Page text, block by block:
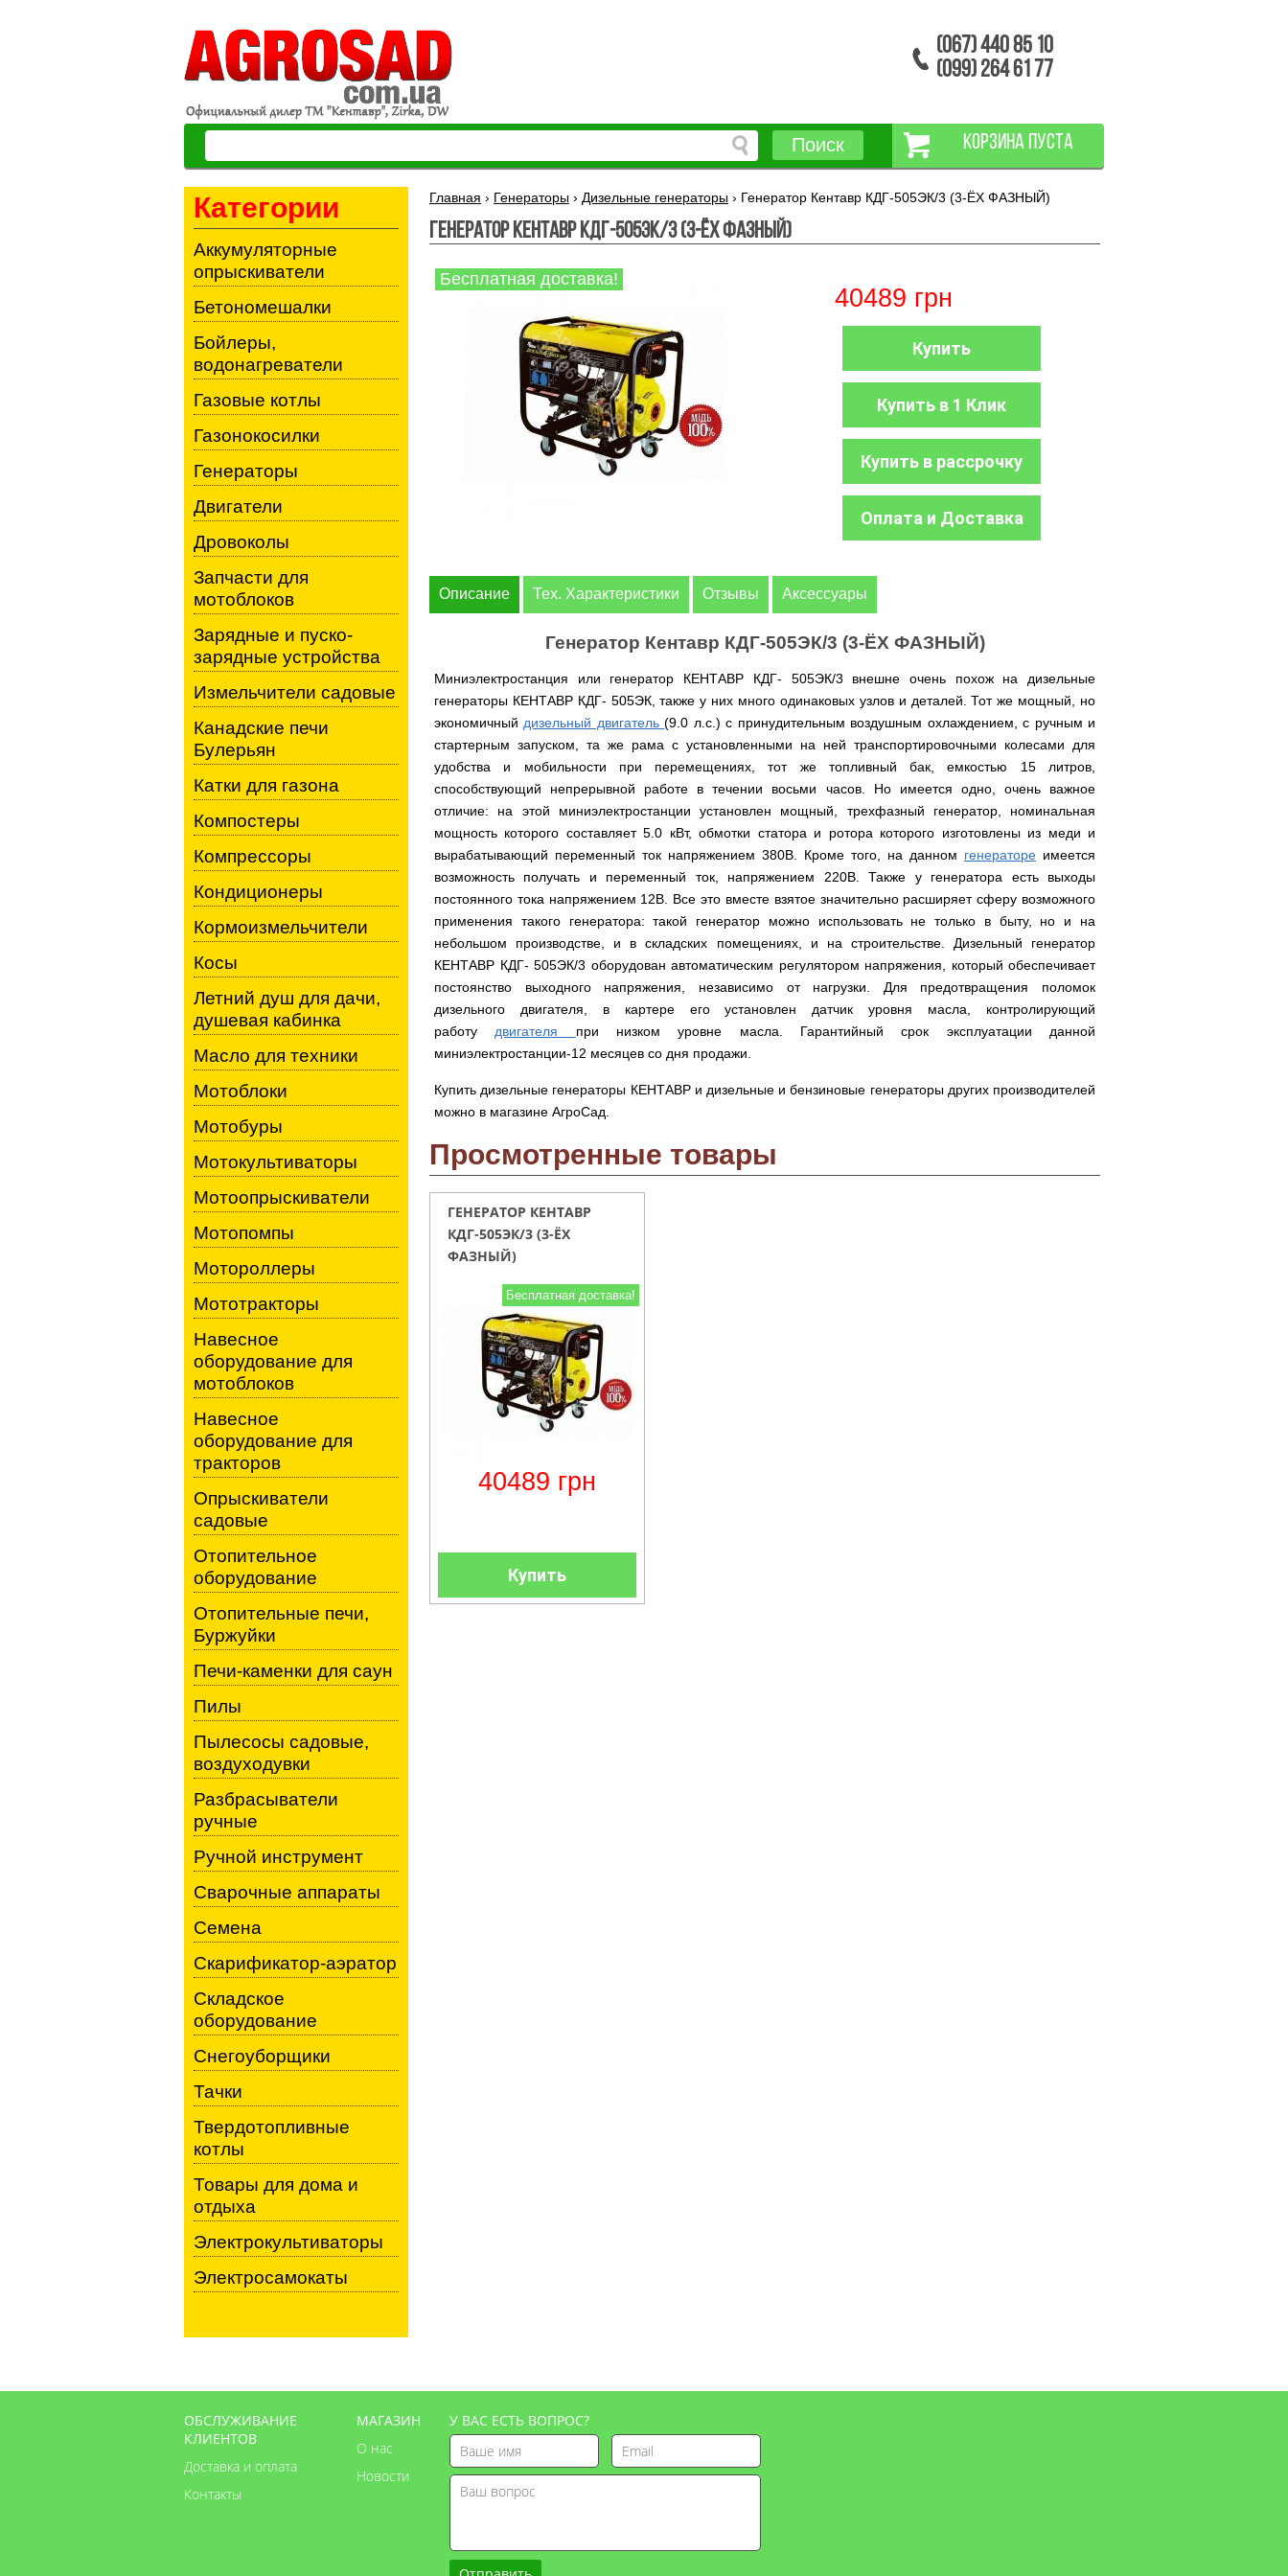
(067) 440 85 10
(099) 264 61 77
Поиск КОРЗИНА ПУСТА
Главная › Генераторы › Дизельные генераторы › Генератор Кентавр КДГ-505ЭК/3 (3-ЁХ ФАЗНЫЙ)
Генератор Кентавр КДГ-505ЭК/3 (3-ЁХ ФАЗНЫЙ)
Бесплатная доставка!
40489 грн
Купить
Купить в 1 Клик
Купить в рассрочку
Оплата и Доставка
Описание Тех. Характеристики Отзывы Аксессуары
Генератор Кентавр КДГ-505ЭК/3 (3-ЁХ ФАЗНЫЙ)
Миниэлектростанция или генератор КЕНТАВР КДГ- 505ЭК/3 внешне очень похож на дизельные
генераторы КЕНТАВР КДГ- 505ЭК, также у них много одинаковых узлов и деталей. Тот же мощный, но
экономичный дизельный двигатель(9.0 л.с.) с принудительным воздушным охлаждением, с ручным и
стартерным запуском, та же рама с установленными на ней транспортировочными колесами для
удобства и мобильности при перемещениях, тот же топливный бак, емкостью 15 литров,
способствующий непрерывной работе в течении восьми часов. Но имеется одно, очень важное
отличие: на этой миниэлектростанции установлен мощный, трехфазный генератор, номинальная
мощность которого составляет 5.0 кВт, обмотки статора и ротора которого изготовлены из меди и
вырабатывающий переменный ток напряжением 380В. Кроме того, на данном генераторе имеется
возможность получать и переменный ток, напряжением 220В. Также у генератора есть выходы
постоянного тока напряжением 12В. Все это вместе взятое значительно расширяет сферу возможного
применения такого генератора: такой генератор можно использовать не только в быту, но и на
небольшом производстве, и в складских помещениях, и на строительстве. Дизельный генератор
КЕНТАВР КДГ- 505ЭК/3 оборудован автоматическим регулятором напряжения, который обеспечивает
постоянство выходного напряжения, независимо от нагрузки. Для предотвращения поломок
дизельного двигателя, в картере его установлен датчик уровня масла, контролирующий
работу двигателя при низком уровне масла. Гарантийный срок эксплуатации данной
миниэлектростанции-12 месяцев со дня продажи.
Купить дизельные генераторы КЕНТАВР и дизельные и бензиновые генераторы других производителей
можно в магазине АгроСад.
Просмотренные товары
ГЕНЕРАТОР КЕНТАВР
КДГ-505ЭК/3 (3-ЁХ
ФАЗНЫЙ)
Бесплатная доставка!
40489 грн
Купить
Категории
Аккумуляторные
опрыскиватели
Бетономешалки
Бойлеры,
водонагреватели
Газовые котлы
Газонокосилки
Генераторы
Двигатели
Дровоколы
Запчасти для
мотоблоков
Зарядные и пуско-
зарядные устройства
Измельчители садовые
Канадские печи
Булерьян
Катки для газона
Компостеры
Компрессоры
Кондиционеры
Кормоизмельчители
Косы
Летний душ для дачи,
душевая кабинка
Масло для техники
Мотоблоки
Мотобуры
Мотокультиваторы
Мотоопрыскиватели
Мотопомпы
Мотороллеры
Мототракторы
Навесное
оборудование для
мотоблоков
Навесное
оборудование для
тракторов
Опрыскиватели
садовые
Отопительное
оборудование
Отопительные печи,
Буржуйки
Печи-каменки для саун
Пилы
Пылесосы садовые,
воздуходувки
Разбрасыватели
ручные
Ручной инструмент
Сварочные аппараты
Семена
Скарификатор-аэратор
Складское
оборудование
Снегоуборщики
Тачки
Твердотопливные
котлы
Товары для дома и
отдыха
Электрокультиваторы
Электросамокаты
ОБСЛУЖИВАНИЕ
КЛИЕНТОВ
Доставка и оплата
Контакты
МАГАЗИН
О нас
Новости
У ВАС ЕСТЬ ВОПРОС?